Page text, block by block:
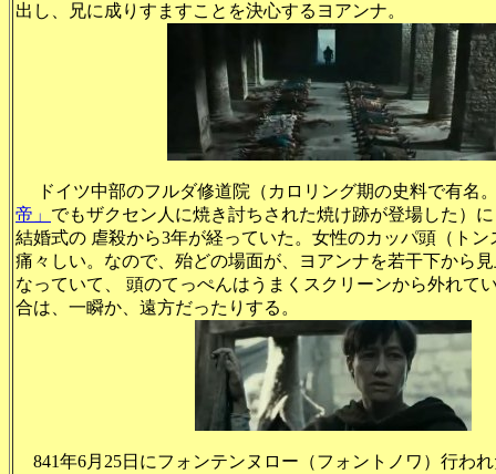
出し、兄に成りすますことを決心するヨアンナ。
ドイツ中部のフルダ修道院（カロリング期の史料で有名
帝」 でもザクセン人に焼き討ちされた焼け跡が登場した）
結婚式の 虐殺から3年が経っていた。女性のカッパ頭（トン
痛々しい。なので、殆どの場面が、ヨアンナを若干下から
なっていて、 頭のてっぺんはうまくスクリーンから外れて
合は、一瞬か、遠方だったりする。
841年6月25日にフォンテンヌロー（フォントノワ）行わ